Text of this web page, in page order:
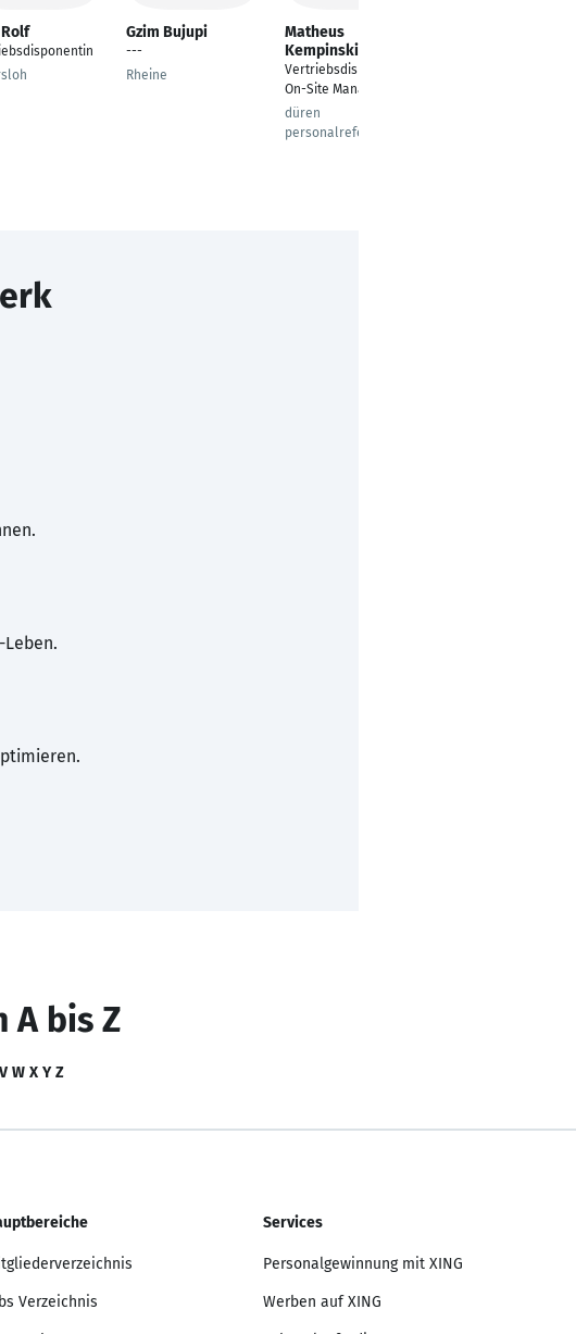
Gzim Bujupi
---
Rheine
Matheus
Kempinski
Vertriebsdisponent /
On-Site Manager
düren
personalreferent
A bis Z
V W X Y Z
Verzeichnis
Services
Personalgewinnung mit XING
Werben auf XING